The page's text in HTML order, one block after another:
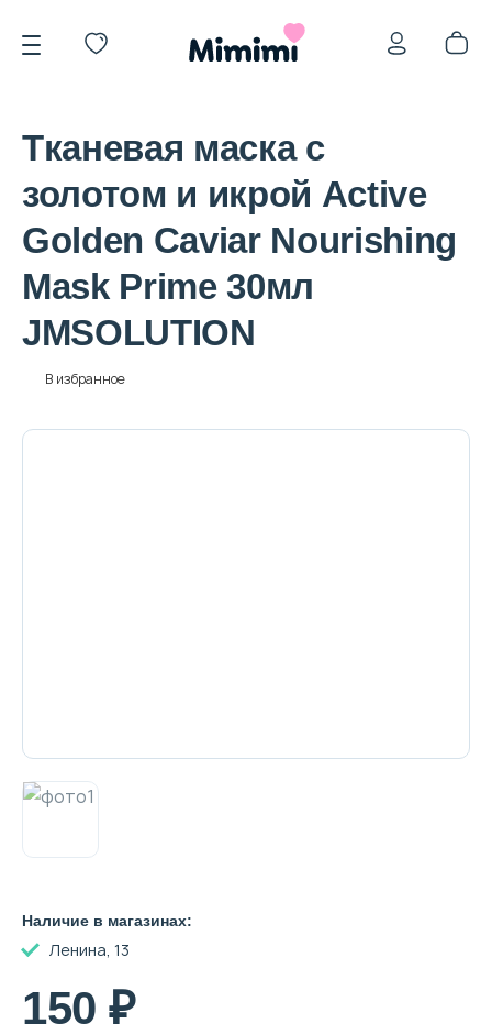
*OVERSTOCK -30%
Уход за лицом
Аксессуары
Tканевая маска с
золотом и икрой Active
Golden Caviar Nourishing
Mask Prime 30мл
JMSOLUTION
В избранное
Наличие в магазинах:
Ленина, 13
150 ₽